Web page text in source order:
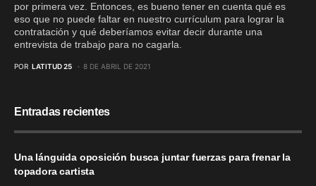
por primera vez. Entonces, es bueno tener en cuenta qué es
eso que no puede faltar en nuestro currículum para lograr la
contratación y qué deberíamos evitar decir durante una
entrevista de trabajo para no cagarla.
POR LATITUD 25 8 DE ABRIL DE 2021
Entradas recientes
Una lánguida oposición busca juntar fuerzas para frenar la
topadora cartista